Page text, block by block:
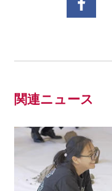
関連ニュース